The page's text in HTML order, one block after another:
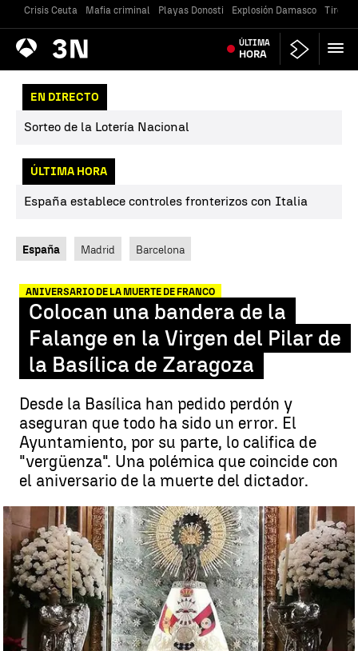
Crisis Ceuta Mafia criminal Playas Donosti Explosión Damasco Tiroteo
Antena
3 Noticias ÚLTIMA
HORA
EN DIRECTO
Sorteo de la Lotería Nacional
ÚLTIMA HORA
España establece controles fronterizos con Italia
España Madrid Barcelona
ANIVERSARIO DE LA MUERTE DE FRANCO
Colocan una bandera de la
Falange en la Virgen del Pilar de
la Basílica de Zaragoza
Desde la Basílica han pedido perdón y
aseguran que todo ha sido un error. El
Ayuntamiento, por su parte, lo califica de
"vergüenza". Una polémica que coincide con
el aniversario de la muerte del dictador.
Colocan una bandera de la Falange en la Virgen del Pilar de la
Basílica de Zaragoza |antena3noticias.com
Antena 3 Noticias Zaragoza